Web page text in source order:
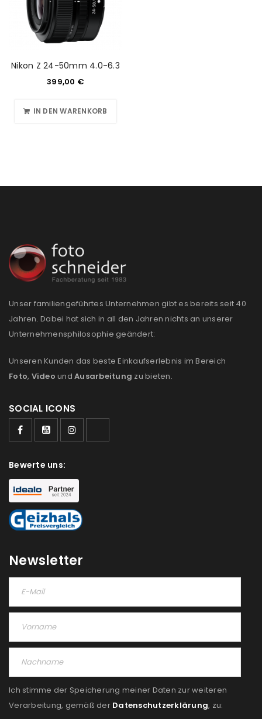
Angemeldet bleiben
E-Mail-Adresse*
deine E-Mail-Adresse gesendet.
NEWSLETTER ABONNIEREN
us
Ich stimme zu
Ja, ich möchte ein Kundenkonto eröffnen und
akzeptiere die
REGISTRIEREN
Nikon Z 24-50mm 4.0-6.3
399,00 €
IN DEN WARENKORB
Unser familiengeführtes Unternehmen gibt es bereits seit 40
Jahren. Dabei hat sich in all den Jahren nichts an unserer
Unternehmensphilosophie geändert:
Unseren Kunden das beste Einkaufserlebnis im Bereich
Foto, Video und Ausarbeitung zu bieten.
SOCIAL ICONS
Bewerte uns:
Newsletter
Ich stimme der Speicherung meiner Daten zur weiteren
Verarbeitung, gemäß der Datenschutzerklärung, zu: